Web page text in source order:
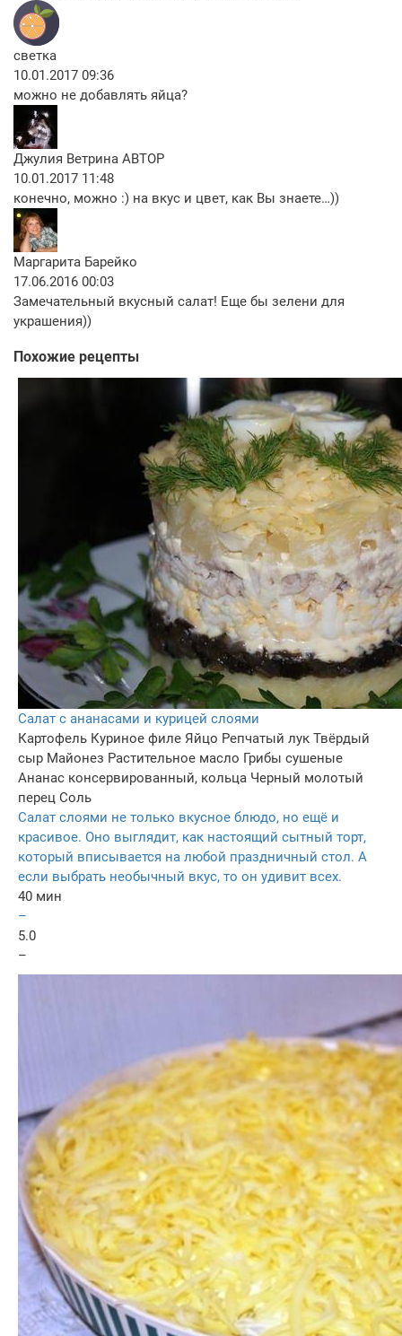
светка
10.01.2017 09:36
можно не добавлять яйца?
Джулия Ветрина АВТОР
10.01.2017 11:48
конечно, можно :) на вкус и цвет, как Вы знаете…))
Маргарита Барейко
17.06.2016 00:03
Замечательный вкусный салат! Еще бы зелени для
украшения))
Похожие рецепты
Салат с ананасами и курицей слоями
Картофель Куриное филе Яйцо Репчатый лук Твёрдый
сыр Майонез Растительное масло Грибы сушеные
Ананас консервированный, кольца Черный молотый
перец Соль
Салат слоями не только вкусное блюдо, но ещё и
красивое. Оно выглядит, как настоящий сытный торт,
который вписывается на любой праздничный стол. А
если выбрать необычный вкус, то он удивит всех.
40 мин
–
5.0
–